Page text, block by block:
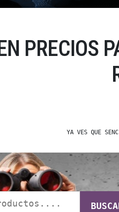
PRECIOS
YA VES QUE